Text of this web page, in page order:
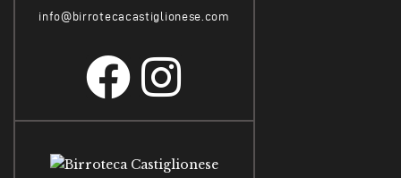
info@birrotecacastiglionese.com